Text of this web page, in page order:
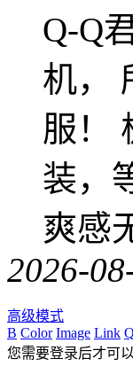
Q-Q
机，
服！
装，
爽感
2026-
高级模式
B Color Image Link
您需要登录后才可